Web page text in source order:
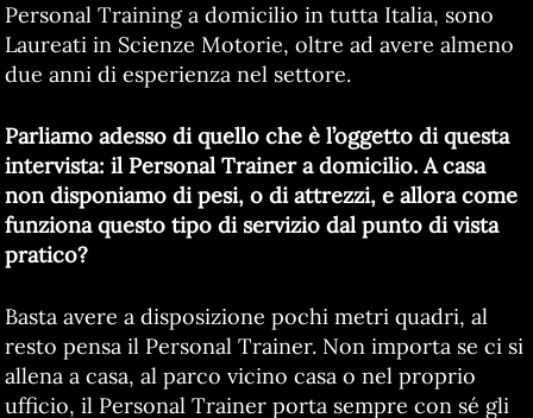
Personal Training a domicilio in tutta Italia, sono
Laureati in Scienze Motorie, oltre ad avere almeno
due anni di esperienza nel settore.
Parliamo adesso di quello che è l’oggetto di questa
intervista: il Personal Trainer a domicilio. A casa
non disponiamo di pesi, o di attrezzi, e allora come
funziona questo tipo di servizio dal punto di vista
pratico?
Basta avere a disposizione pochi metri quadri, al
resto pensa il Personal Trainer. Non importa se ci si
allena a casa, al parco vicino casa o nel proprio
ufficio, il Personal Trainer porta sempre con sé gli